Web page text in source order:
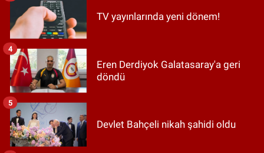
TV yayınlarında yeni dönem!
Eren Derdiyok Galatasaray'a geri
döndü
4
Devlet Bahçeli nikah şahidi oldu
5